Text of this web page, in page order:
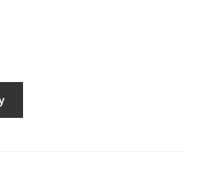
кондиционеров
кондиционеров